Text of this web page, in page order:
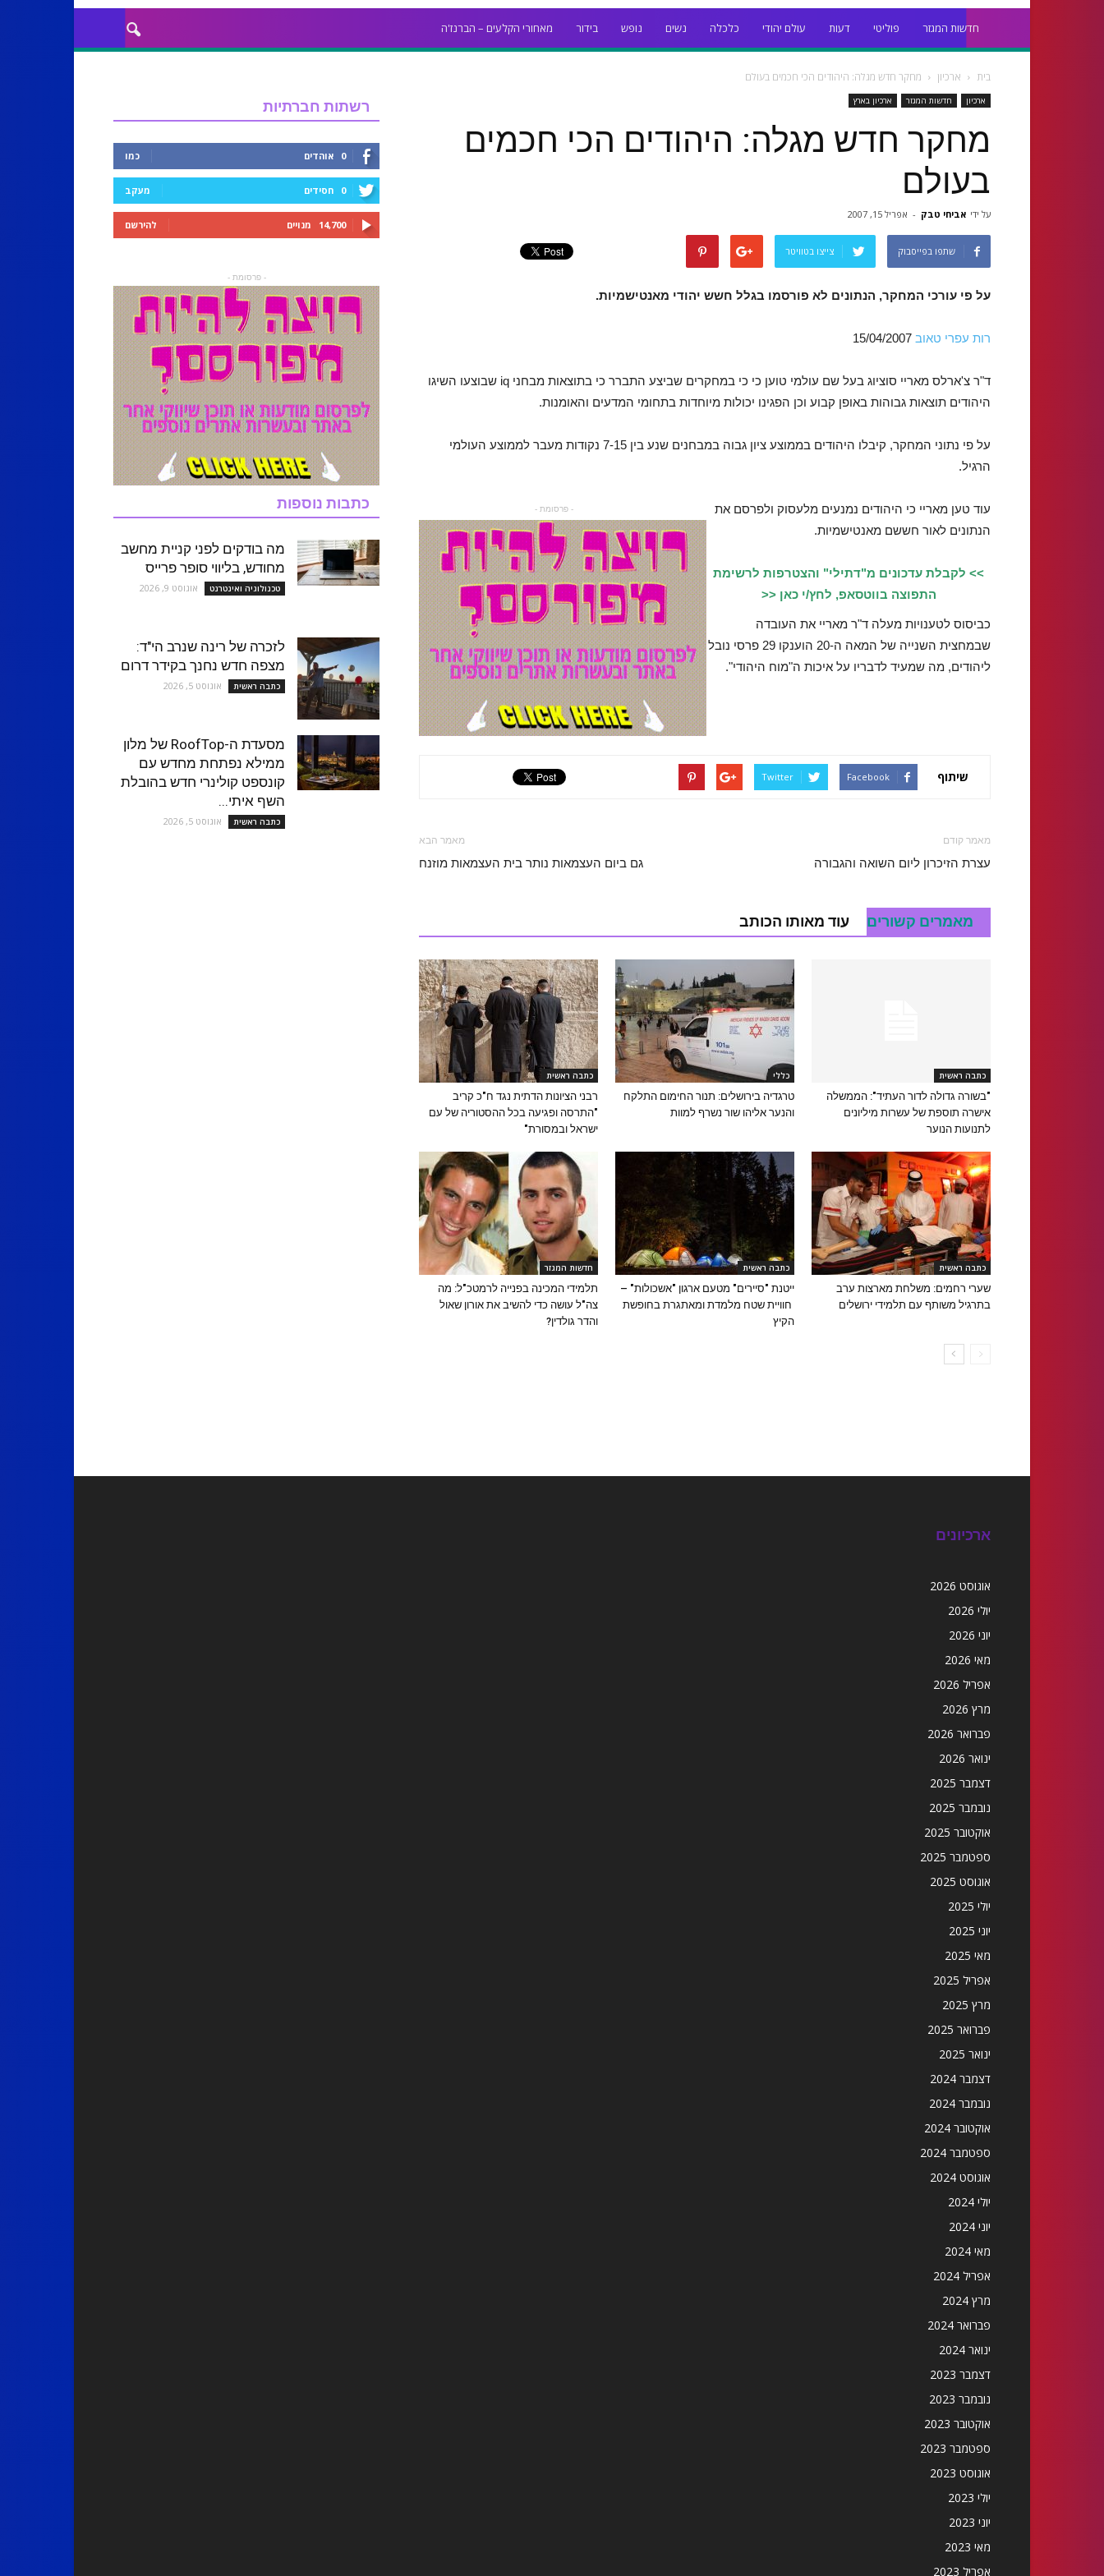
חדשות המגזר פוליטי דעות עולם יהודי כלכלה נשים נופש בידור מאחורי הקלעים – הברנז'ה
בית ארכיון מחקר חדש מגלה: היהודים הכי חכמים בעולם
ארכיון חדשות המגזר ארכיון בארץ
מחקר חדש מגלה: היהודים הכי חכמים
בעולם
על ידי אביחי טבק - אפריל 15, 2007
שתפו בפייסבוק צייצו בטוויטר
על פי עורכי המחקר, הנתונים לא פורסמו בגלל חשש יהודי מאנטישמיות.
רות עפרי טאוב
ד"ר צ'ארלס מאריי סוציוג בעל שם עולמי טוען כי כי במחקרים שביצע התברר כי בתוצאות מבחני iq שבוצעו השיגו
היהודים תוצאות גבוהות באופן קבוע וכן הפגינו יכולות מיוחדות בתחומי המדעים והאומנות.
על פי נתוני המחקר, קיבלו היהודים בממוצע ציון גבוה במבחנים שנע בין 7-15 נקודות מעבר לממוצע העולמי
הרגיל.
- פרסומת -
עוד טען מאריי כי היהודים נמנעים מלעסוק ולפרסם את
הנתונים לאור חששם מאנטישמיות.
>> לקבלת עדכונים מ"דתילי" והצטרפות לרשימת
התפוצה בווטסאפ, לחץ/י כאן <<
כביסוס לטענויות מעלה ד"ר מאריי את העובדה
שבמחצית השנייה של המאה ה-20 הוענקו 29 פרסי נובל
ליהודים, מה שמעיד לדבריו על איכות ה"מוח היהודי".
שיתוף Facebook
Twitter
מאמר קודם
עצרת הזיכרון ליום השואה והגבורה
מאמר הבא
גם ביום העצמאות נותר בית העצמאות מוזנח
מאמרים קשורים עוד מאותו הכותב
כתבה ראשית
"בשורה גדולה לדור העתיד": הממשלה
אישרה תוספת של עשרות מיליונים
לתנועות הנוער
כללי
טרגדיה בירושלים: תנור החימום התלקח
והנער אליהו שור נשרף למוות
כתבה ראשית
רבני הציונות הדתית נגד ח"כ קריב
"התרסה ופגיעה בכל ההסטוריה של עם
ישראל ובמסורת"
כתבה ראשית
שערי רחמים: משלחת מארצות ערב
בתרגיל משותף עם תלמידי ירושלים
כתבה ראשית
ייטנת "סיירים" מטעם ארגון "אשכולות" –
חוויית שטח מלמדת ומאתגרת בחופשת
הקיץ
חדשות המגזר
תלמידי המכינה בפנייה לרמטכ"ל: מה
צה"ל עושה כדי להשיב את אורון שאול
והדר גולדין?
רשתות חברתיות
0 אוהדים כמו
0 חסידים מעקב
14,700 מנויים להירשם
- פרסומת -
כתבות נוספות
מה בודקים לפני קניית מחשב
מחודש, בליווי סופר פרייס
טכנולוגיה ואינטרנט אוגוסט 9, 2026
לזכרה של רינה שנרב הי"ד:
מצפה חדש נחנך בקידר דרום
כתבה ראשית אוגוסט 5, 2026
מסעדת ה-RoofTop של מלון
ממילא נפתחת מחדש עם
קונספט קולינרי חדש בהובלת
השף איתי...
כתבה ראשית אוגוסט 5, 2026
ארכיונים
אוגוסט 2026
יולי 2026
יוני 2026
מאי 2026
אפריל 2026
מרץ 2026
פברואר 2026
ינואר 2026
דצמבר 2025
נובמבר 2025
אוקטובר 2025
ספטמבר 2025
אוגוסט 2025
יולי 2025
יוני 2025
מאי 2025
אפריל 2025
מרץ 2025
פברואר 2025
ינואר 2025
דצמבר 2024
נובמבר 2024
אוקטובר 2024
ספטמבר 2024
אוגוסט 2024
יולי 2024
יוני 2024
מאי 2024
אפריל 2024
מרץ 2024
פברואר 2024
ינואר 2024
דצמבר 2023
נובמבר 2023
אוקטובר 2023
ספטמבר 2023
אוגוסט 2023
יולי 2023
יוני 2023
מאי 2023
אפריל 2023